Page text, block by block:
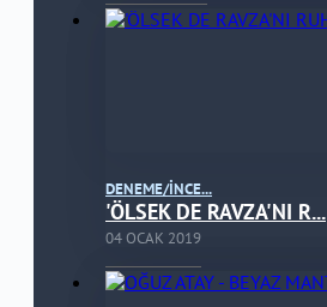
DENEME/İNCE...
'ÖLSEK DE RAVZA'NI R...
04 OCAK 2019